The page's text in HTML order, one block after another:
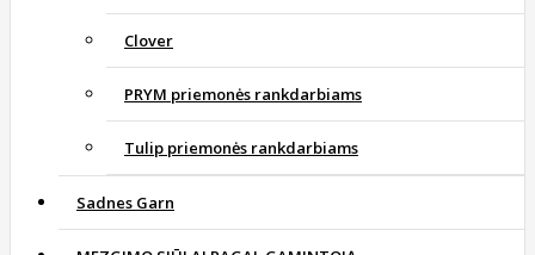
Clover
PRYM priemonės rankdarbiams
Tulip priemonės rankdarbiams
Sadnes Garn